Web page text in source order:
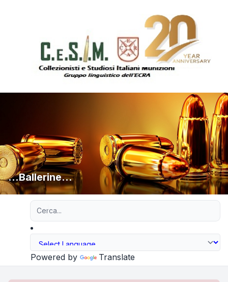
...Ballerine...
Powered by Translate